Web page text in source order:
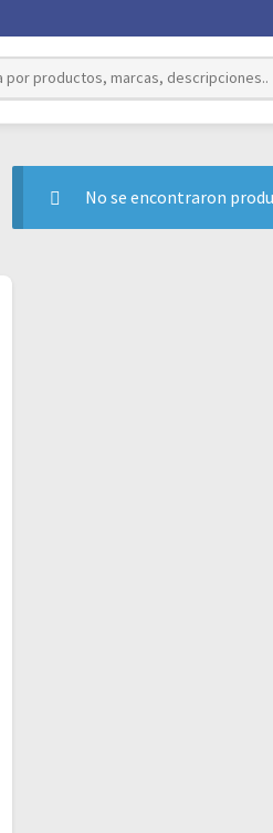
No se encontraron